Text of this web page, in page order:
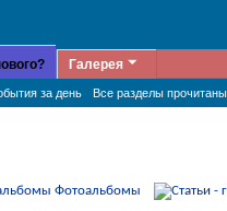
за день Все разделы прочитаны
Галерея
Фотоальбомы